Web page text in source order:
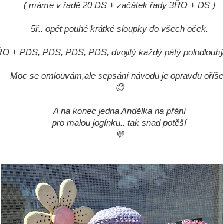
( máme v řadě 20 DS + začátek řady 3ŘO + DS )
5ř.. opět pouhé krátké sloupky do všech oček.
+ PDS, PDS, PDS, PDS, dvojitý každý pátý
Moc se omlouvám,ale sepsání návodu je opravdu
😊
A na konec jedna Andělka na přání
pro malou jogínku.. tak snad potěší
💜